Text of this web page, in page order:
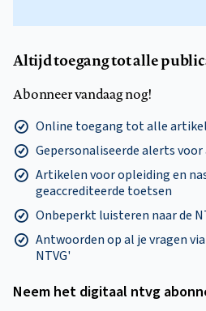
Altijd toegang tot alle
Abonneer vandaag nog!
Online toegang tot alle
Gepersonaliseerde alerts
Artikelen voor opleiding en
geaccrediteerde toetsen
Onbeperkt luisteren naar de
Antwoorden op al je vragen
NTVG'
Neem het digitaal ntvg